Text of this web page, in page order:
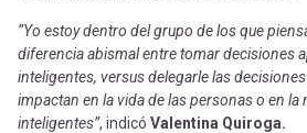
“Yo estoy dentro del grupo de los que
diferencia abismal entre tomar decisiones
inteligentes, versus delegarle las
impactan en la vida de las personas o en la
inteligentes”, indicó Valentina Quiroga.